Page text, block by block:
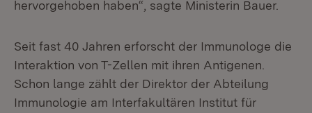
hervorgehoben haben“, sagte Ministerin Bauer.
Seit fast 40 Jahren erforscht der Immunologe die
Interaktion von T-Zellen mit ihren Antigenen.
Schon lange zählt der Direktor der Abteilung
Immunologie am Interfakultären Institut für